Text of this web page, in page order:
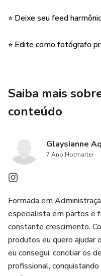
⭐︎ 5 Presets em DNG;
⭐︎ Manual de instruções;
⭐︎ Deixe seu feed
⭐︎ Edite como fotógrafo
Saiba mais
conteúdo
Glaysianne
7 Ano Hotmarter
Formada em
especialista em partos e
constante crescimento.
produtos eu quero ajudar
eu consegui: conciliar os
profissional,